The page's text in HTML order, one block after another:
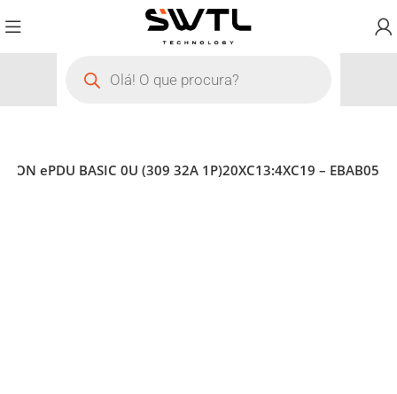
ePDU BASIC 0U (309 32A 1P)20XC13:4XC19 – EBAB05